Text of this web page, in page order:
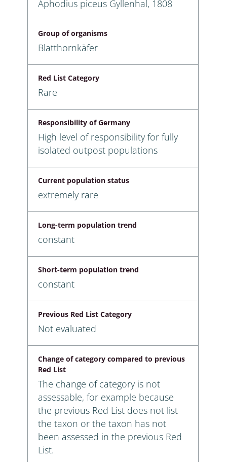
Aphodius piceus Gyllenhal, 1808
Group of organisms
Blatthornkäfer
Red List Category
Rare
Responsibility of Germany
High level of responsibility for fully
isolated outpost populations
Current population status
extremely rare
Long-term population trend
constant
Short-term population trend
constant
Previous Red List Category
Not evaluated
Change of category compared to previous
Red List
The change of category is not
assessable, for example because
the previous Red List does not list
the taxon or the taxon has not
been assessed in the previous Red
List.